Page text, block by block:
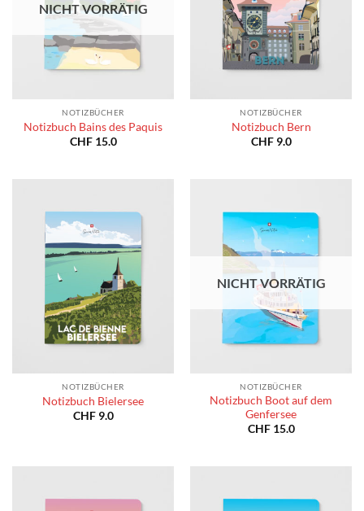
NICHT VORRÄTIG
NOTIZBÜCHER
Notizbuch Bains des Paquis
CHF15.0
NOTIZBÜCHER
Notizbuch Bern
CHF9.0
NOTIZBÜCHER
Notizbuch Bielersee
CHF9.0
NICHT VORRÄTIG
NOTIZBÜCHER
Notizbuch Boot auf dem
Genfersee
CHF15.0